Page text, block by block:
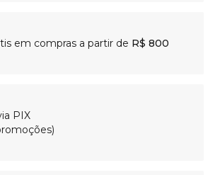
em compras a partir de R$ 800
PIX